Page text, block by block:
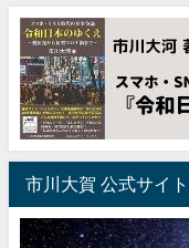
市川大賀 公式サイト